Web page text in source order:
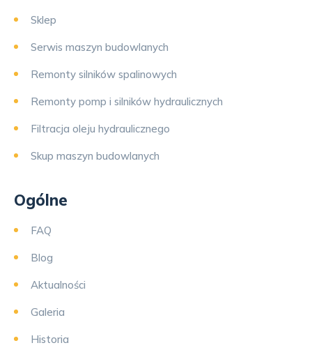
Sklep
Serwis maszyn budowlanych
Remonty silników spalinowych
Remonty pomp i silników hydraulicznych
Filtracja oleju hydraulicznego
Skup maszyn budowlanych
Ogólne
FAQ
Blog
Aktualności
Galeria
Historia